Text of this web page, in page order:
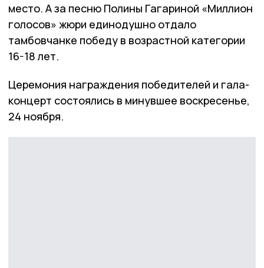
место. А за песню Полины Гагариной «Миллион
голосов» жюри единодушно отдало
тамбовчанке победу в возрастной категории
16-18 лет.
Церемония награждения победителей и гала-
концерт состоялись в минувшее воскресенье,
24 ноября.